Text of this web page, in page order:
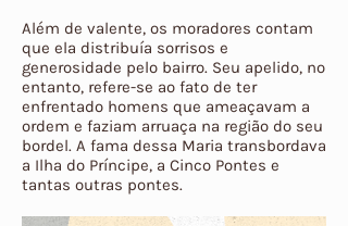
Além de valente, os moradores contam
que ela distribuía sorrisos e
generosidade pelo bairro. Seu apelido, no
entanto, refere-se ao fato de ter
enfrentado homens que ameaçavam a
ordem e faziam arruaça na região do seu
bordel. A fama dessa Maria transbordava
a Ilha do Príncipe, a Cinco Pontes e
tantas outras pontes.